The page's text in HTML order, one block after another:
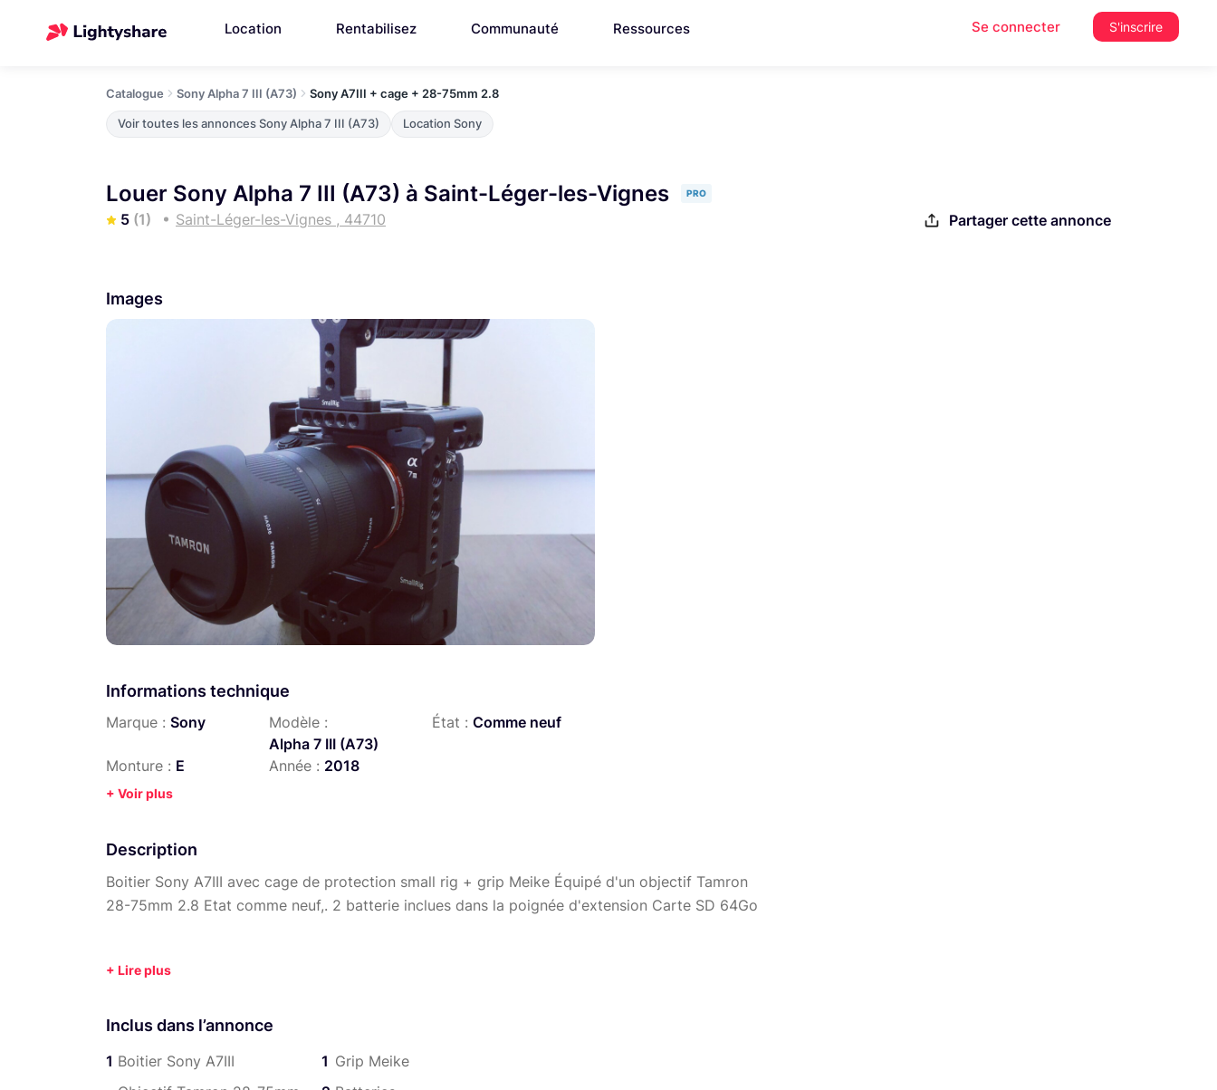
Location Rentabilisez Communauté Ressources Se connecter S'inscrire
Catalogue Sony Alpha 7 III (A73) Sony A7III + cage + 28-75mm 2.8
Voir toutes les annonces Sony Alpha 7 III (A73) Location Sony
Louer Sony Alpha 7 III (A73) à Saint-Léger-les-Vignes PRO
5 (1) Saint-Léger-les-Vignes , 44710 Partager cette annonce
Images
Informations technique
Marque : Sony
Modèle :
Alpha 7 III (A73)
État : Comme neuf
Monture : E Année : 2018
+ Voir plus
Description
Boitier Sony A7III avec cage de protection small rig + grip Meike Équipé d'un objectif Tamron
28-75mm 2.8 Etat comme neuf,. 2 batterie inclues dans la poignée d'extension Carte SD 64Go
Inclus dans l’annonce
1 Boitier Sony A7III 1 Grip Meike